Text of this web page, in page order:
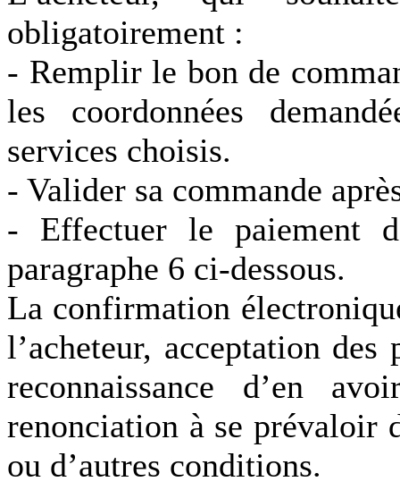
obligatoirement :
- Remplir le bon de
les coordonnées
services choisis.
- Valider sa commande
- Effectuer le paiement
paragraphe 6 ci-dessous.
La confirmation
l’acheteur, acceptation
reconnaissance d’en
renonciation à se prévaloir
ou d’autres conditions.